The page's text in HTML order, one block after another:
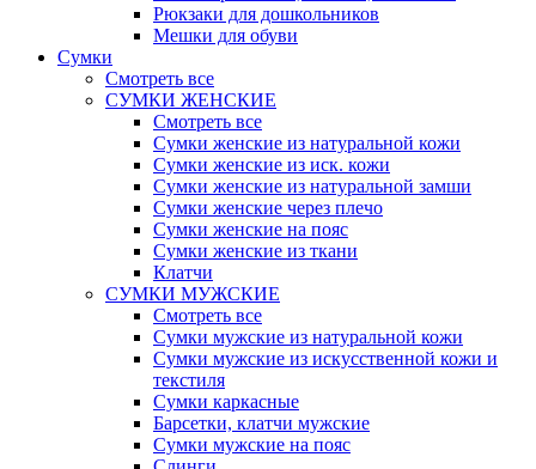
Рюкзаки для дошкольников
Мешки для обуви
Сумки
Смотреть все
СУМКИ ЖЕНСКИЕ
Смотреть все
Сумки женские из натуральной кожи
Сумки женские из иск. кожи
Сумки женские из натуральной замши
Сумки женские через плечо
Сумки женские на пояс
Сумки женские из ткани
Клатчи
СУМКИ МУЖСКИЕ
Смотреть все
Сумки мужские из натуральной кожи
Сумки мужские из искусственной кожи и
текстиля
Сумки каркасные
Барсетки, клатчи мужские
Сумки мужские на пояс